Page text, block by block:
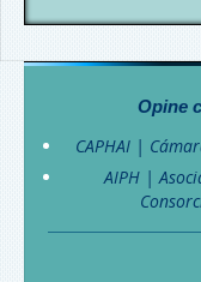
Opine
CAPHAI |
AIPH |